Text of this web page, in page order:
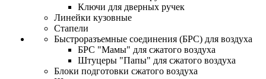
Ключи для дверных ручек
Линейки кузовные
Стапели
Быстроразъемные соединения (БРС) для воздуха
БРС "Мамы" для сжатого воздуха
Штуцеры "Папы" для сжатого воздуха
Блоки подготовки сжатого воздуха